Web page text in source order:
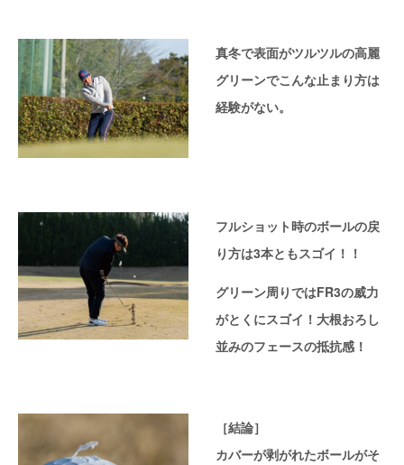
真冬で表面がツルツルの高麗
グリーンでこんな止まり方は
経験がない。
フルショット時のボールの戻
り方は3本ともスゴイ！！
グリーン周りではFR3の威力
がとくにスゴイ！大根おろし
並みのフェースの抵抗感！
［結論］
カバーが剥がれたボールがそ